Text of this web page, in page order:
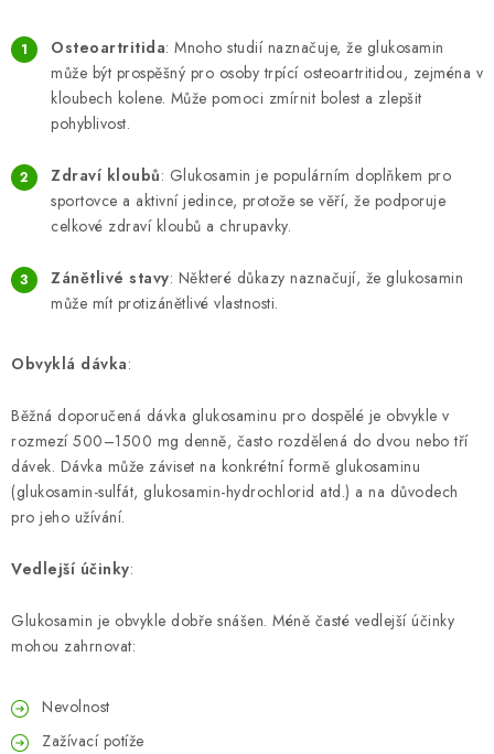
ZDRAVOTNÍ OKRUHY
Odborný garant MUDr. Monika Klaudysová
Jak nakupovat
GDPR
Obchodní podmínky Kontakty
Moje objednávka
Mapa serveru
Osteoartritida: Mnoho studií naznačuje, že glukosamin
může být prospěšný pro osoby trpící osteoartritidou, zejména v
kloubech kolene. Může pomoci zmírnit bolest a zlepšit
pohyblivost.
Zdraví kloubů: Glukosamin je populárním doplňkem pro
sportovce a aktivní jedince, protože se věří, že podporuje
celkové zdraví kloubů a chrupavky.
Zánětlivé stavy: Některé důkazy naznačují, že glukosamin
může mít protizánětlivé vlastnosti.
Obvyklá dávka:
Běžná doporučená dávka glukosaminu pro dospělé je obvykle v
rozmezí 500–1500 mg denně, často rozdělená do dvou nebo tří
dávek. Dávka může záviset na konkrétní formě glukosaminu
(glukosamin-sulfát, glukosamin-hydrochlorid atd.) a na důvodech
pro jeho užívání.
Vedlejší účinky:
Glukosamin je obvykle dobře snášen. Méně časté vedlejší účinky
mohou zahrnovat:
Nevolnost
Zažívací potíže